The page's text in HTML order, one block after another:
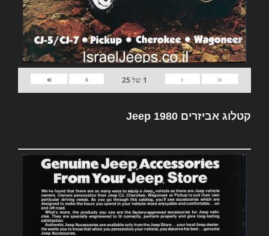
«
‹
1 של25
›
»
קטלוג אביזרים Jeep 1980